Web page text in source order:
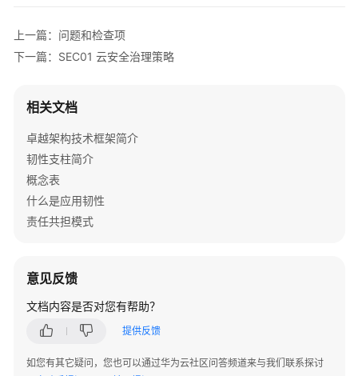
与
实
卓
越
架
构
技
术
框
介
韧
性
柱
上一篇：问题和检查项
下一篇：SEC01 云安全治理策略
相关文档
卓越架构技术框架简介
韧性支柱简介
概念表
什么是应用韧性
责任共担模式
意见反馈
文档内容是否对您有帮助？
提供反馈
如您有其它疑问，您也可以通过华为云社区问答频道来与我们联系探讨